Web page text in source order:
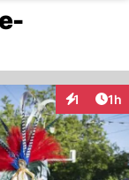
1 1h